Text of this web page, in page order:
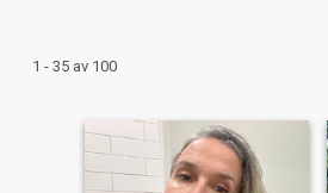
1 - 35 av 100